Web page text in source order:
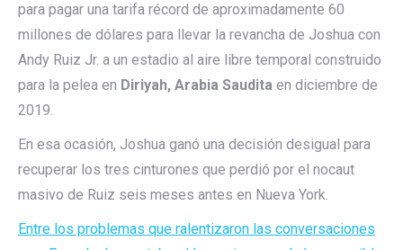
para pagar una tarifa récord de aproximadamente 60
millones de dólares para llevar la revancha de Joshua con
Andy Ruiz Jr. a un estadio al aire libre temporal construido
para la pelea en Diriyah, Arabia Saudita en diciembre de
2019.
En esa ocasión, Joshua ganó una decisión desigual para
recuperar los tres cinturones que perdió por el nocaut
masivo de Ruiz seis meses antes en Nueva York.
Entre los problemas que ralentizaron las conversaciones